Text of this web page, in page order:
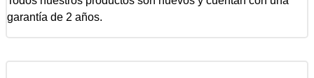
garantía de 2 años.